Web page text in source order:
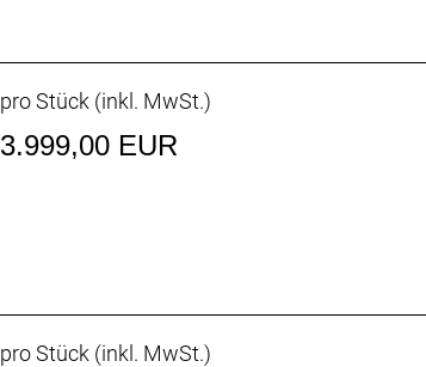
pro Stück (inkl. MwSt.)
3.999,00 EUR
pro Stück (inkl. MwSt.)